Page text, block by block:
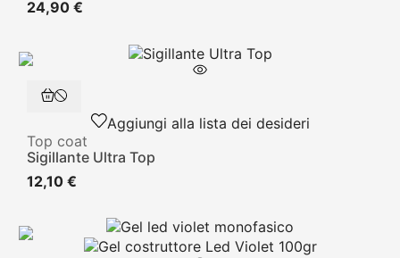
24,90 €
Aggiungi alla lista dei desideri
Top coat
Sigillante Ultra Top
12,10 €